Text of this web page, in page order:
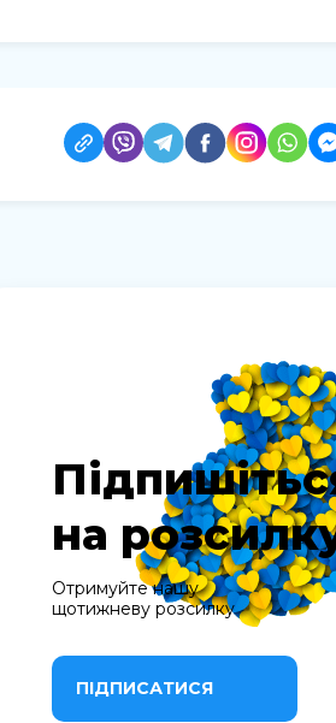
на
Отримуйте нашу
щотижневу розсилку
ПІДПИСАТИСЯ